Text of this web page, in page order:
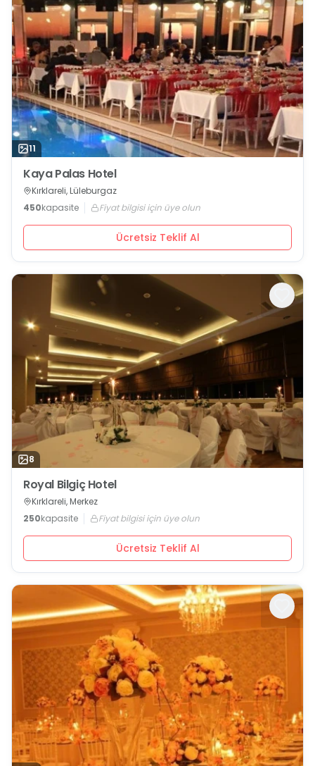
11
Kaya Palas Hotel
Kırklareli, Lüleburgaz
450kapasite Fiyat bilgisi için üye olun
Ücretsiz Teklif Al
8
Royal Bilgiç Hotel
Kırklareli, Merkez
250kapasite Fiyat bilgisi için üye olun
Ücretsiz Teklif Al